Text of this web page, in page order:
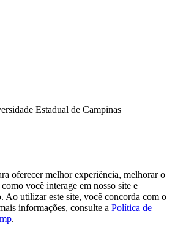
Estadual de Campinas
oferecer melhor experiência, melhorar o
você interage em nosso site e
Ao utilizar este site, você concorda com o
informações, consulte a Política de
.